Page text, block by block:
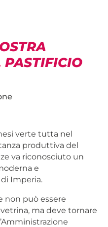
PASTIFICIO
verte tutta nel
produttiva del
va riconosciuto un
e
Imperia.
non può essere
ma deve tornare